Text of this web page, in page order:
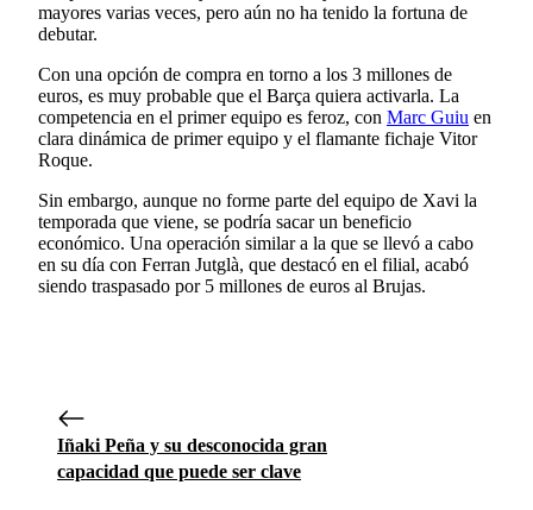
mayores varias veces, pero aún no ha tenido la fortuna de
debutar.
Con una opción de compra en torno a los 3 millones de
euros, es muy probable que el Barça quiera activarla. La
competencia en el primer equipo es feroz, con Marc Guiu en
clara dinámica de primer equipo y el flamante fichaje Vitor
Roque.
Sin embargo, aunque no forme parte del equipo de Xavi la
temporada que viene, se podría sacar un beneficio
económico. Una operación similar a la que se llevó a cabo
en su día con Ferran Jutglà, que destacó en el filial, acabó
siendo traspasado por 5 millones de euros al Brujas.
Iñaki Peña y su desconocida gran
capacidad que puede ser clave